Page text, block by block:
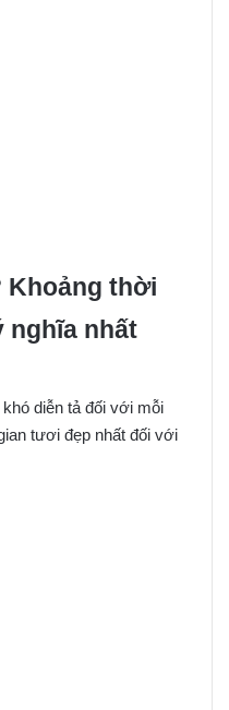
Khoảng thời
nghĩa nhất
diễn tả đối với mỗi
tươi đẹp nhất đối với